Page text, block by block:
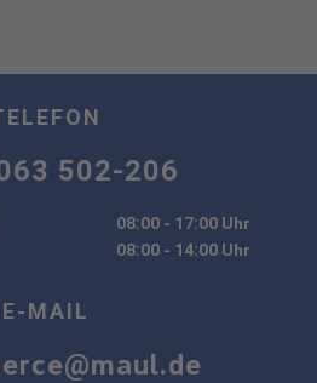
502-206
08:00 - 17:00 Uhr
08:00 - 14:00 Uhr
E-MAIL